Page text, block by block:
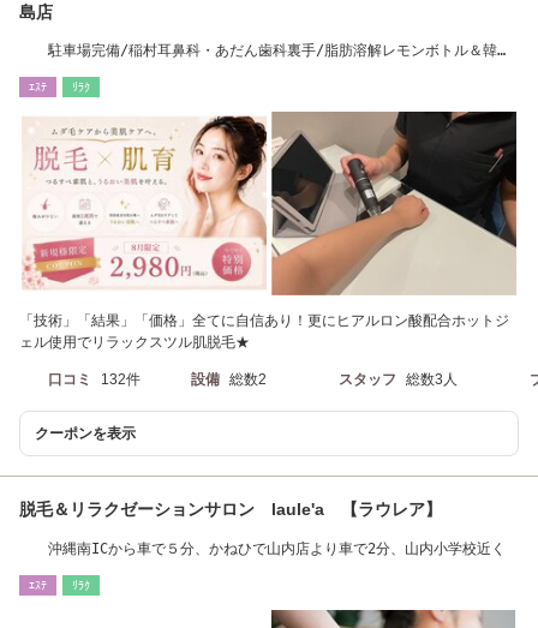
島店
駐車場完備/稲村耳鼻科・あだん歯科裏手/脂肪溶解レモンボトル＆韓国
ｴｽﾃ ﾘﾗｸ
「技術」「結果」「価格」全てに自信あり！更にヒアルロン酸配合ホットジ
ェル使用でリラックスツル肌脱毛★
口コミ 132件 設備 総数2 スタッフ 総数3人
クーポンを表示
脱毛＆リラクゼーションサロン laule'a 【ラウレア】
沖縄南ICから車で５分、かねひで山内店より車で2分、山内小学校近く
ｴｽﾃ ﾘﾗｸ